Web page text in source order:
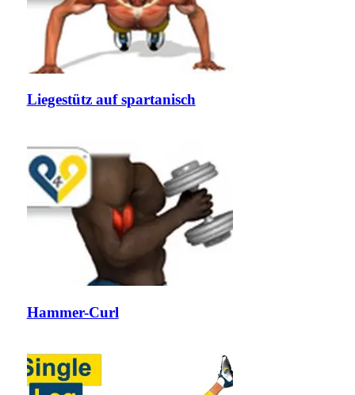
Liegestütz auf spartanisch
Hammer-Curl